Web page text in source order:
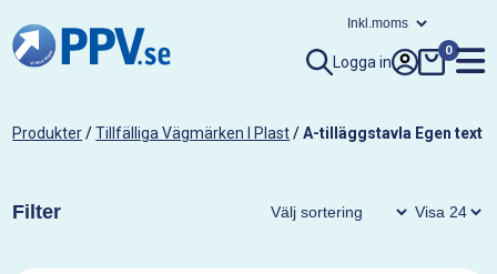
Logga in
0
Produkter/Tillfälliga Vägmärken I Plast/A-tilläggstavla Egen text
Filter